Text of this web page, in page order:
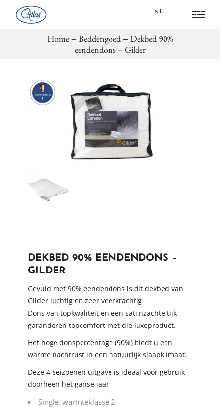
NL
FR
Home Beddengoed
Dekbed 90%
eendendons – Gilder
DEKBED 90% EENDENDONS –
GILDER
Gevuld met 90% eendendons is dit dekbed van
Gilder luchtig en zeer veerkrachtig
Dons van topkwaliteit en een satijnzachte tijk
garanderen topcomfort met die luxeproduct.
Het hoge donspercentage (90%) biedt u een
warme nachtrust in een natuurlijk slaapklimaat.
Deze 4-seizoenen uitgave is ideaal voor gebruik
doorheen het ganse jaar.
Single: warmteklasse 2